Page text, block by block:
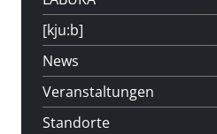
[kju:b]
News
Veranstaltungen
Standorte